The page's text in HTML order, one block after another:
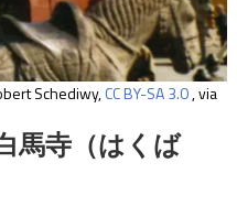
Schediwy,CC BY-SA 3.0, via
馬寺（はくば